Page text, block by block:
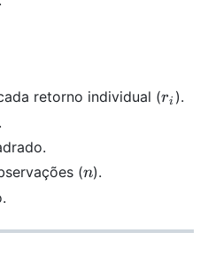
retorno individual (r_i
ri ).
(n
n).